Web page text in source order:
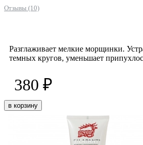
Отзывы (10)
Разглаживает мелкие морщинки.
темных кругов, уменьшает
380 ₽
в корзину